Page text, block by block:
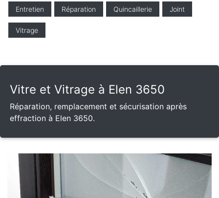
Entretien Réparation Quincaillerie Joint
Vitrage
Vitre et Vitrage à Elen 3650
Réparation, remplacement et sécurisation après
effraction à Elen 3650.